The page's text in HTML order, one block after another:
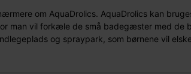
om AquaDrolics. AquaDrolics kan
man vil forkæle de små badegæster med
og spraypark, som børnene vil